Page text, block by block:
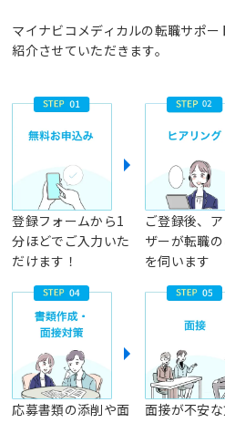
マイナビコメディカルの転職サポ
紹介させていただきます。
登録フォームから1
分ほどでご入力いた
だけます！
ご登録後、
ザーが転職
を伺います
応募書類の添削や面
面接が不安な